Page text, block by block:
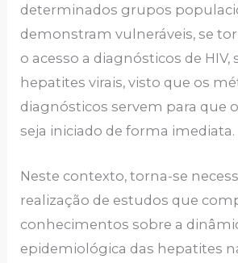
determinados grupos
demonstram vulneráveis, se
o acesso a diagnósticos de HIV,
hepatites virais, visto que os
diagnósticos servem para que
seja iniciado de forma imediata.
Neste contexto, torna-se
realização de estudos que
conhecimentos sobre a
epidemiológica das hepatites